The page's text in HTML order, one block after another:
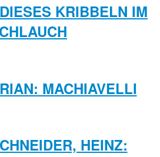
KRIBBELN IM
MACHIAVELLI
HEINZ: